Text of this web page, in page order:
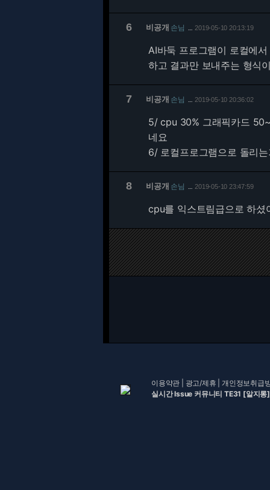
6 비공개 손님 2019-05-10 20:13:19
AI바둑 프로그램이 로컬에
하고 결과만 보내주는 형식
7 비공개 손님 2019-05-10 20:36:02
5/cpu 30% 그래픽카드
네요
6/ 로컬프로그램으로 돌리
8 비공개 손님 2019-05-10 23:47:59
cpu를 익스트림급으로 하셨
이용약관 광고/제휴 |개인정보취급
실시간 Issue 커뮤니티 TE31 [알지